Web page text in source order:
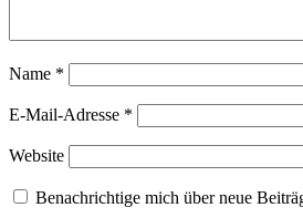
Name *
E-Mail-Adresse *
Website
Benachrichtige mich über neue